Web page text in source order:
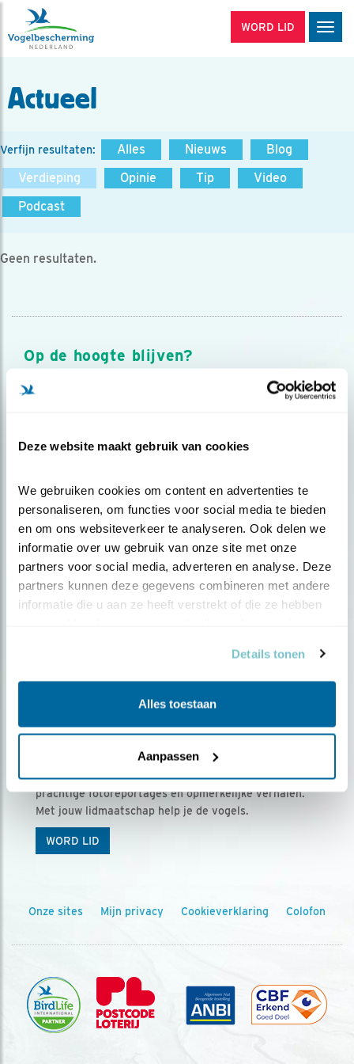
Deze website maakt gebruik van cookies
We gebruiken cookies om content en advertenties te
personaliseren, om functies voor social media te bieden
en om ons websiteverkeer te analyseren. Ook delen we
informatie over uw gebruik van onze site met onze
partners voor social media, adverteren en analyse. Deze
partners kunnen deze gegevens combineren met andere
informatie die u aan ze heeft verstrekt of die ze hebben
Details tonen
Alles toestaan
Aanpassen
WORD LID
Actueel
Verfijn resultaten: Alles Nieuws
Blog
Verdieping
Opinie Tip
Video
Podcast
Geen resultaten.
Op de hoogte blijven?
Meld je aan en ontvang nieuws, inspiratie, acties en tips
over vogels en activiteiten van Vogelbescherming.
Ontvang 5 x Vogels voor € 36,00 per jaar
Vogels is het tijdschrift voor onze leden, met
prachtige fotoreportages en opmerkelijke verhalen.
Met jouw lidmaatschap help je de vogels.
WORD LID
Onze sites Mijn privacy Cookieverklaring Colofon